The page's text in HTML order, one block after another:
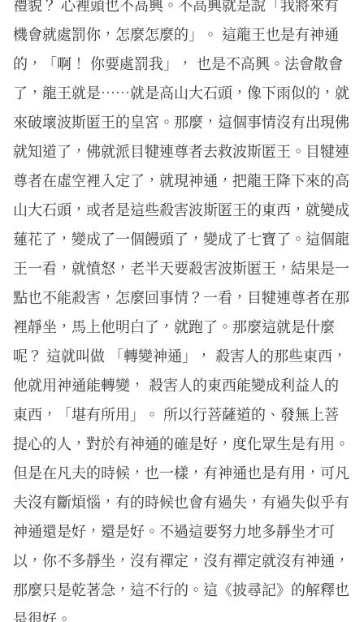
禮貌？ 心裡頭也不高興。不高興就是說「我將來有
機會就處罰你，怎麼怎麼的」。 這龍王也是有神通
的，「啊！ 你要處罰我」， 也是不高興。法會散會
了，龍王就是……就是高山大石頭，像下雨似的，就
來破壞波斯匿王的皇宮。那麼，這個事情沒有出現佛
就知道了，佛就派目犍連尊者去救波斯匿王。目犍連
尊者在虛空裡入定了，就現神通，把龍王降下來的高
山大石頭，或者是這些殺害波斯匿王的東西，就變成
蓮花了，變成了一個饅頭了，變成了七寶了。這個龍
王一看，就憤怒，老半天要殺害波斯匿王，結果是一
點也不能殺害，怎麼回事情？一看，目犍連尊者在那
裡靜坐，馬上他明白了，就跑了。那麼這就是什麼
呢？ 這就叫做 「轉變神通」， 殺害人的那些東西，
他就用神通能轉變， 殺害人的東西能變成利益人的
東西，「堪有所用」。 所以行菩薩道的、發無上菩
提心的人，對於有神通的確是好，度化眾生是有用。
但是在凡夫的時候，也一樣，有神通也是有用，可凡
夫沒有斷煩惱，有的時候也會有過失，有過失似乎有
神通還是好，還是好。不過這要努力地多靜坐才可
以，你不多靜坐，沒有禪定，沒有禪定就沒有神通，
那麼只是乾著急，這不行的。這《披尋記》的解釋也